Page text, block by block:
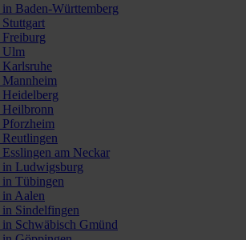
Baden-Württemberg
Ulm
am Neckar
Ludwigsburg
Tübingen
Aalen
Sindelfingen
Schwäbisch Gmünd